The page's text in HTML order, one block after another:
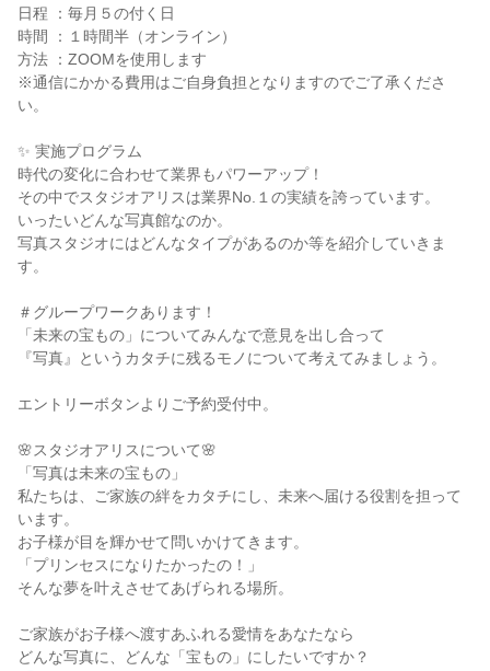
日程 ：毎月５の付く日
時間 ：１時間半（オンライン）
方法 ：ZOOMを使用します
※通信にかかる費用はご自身負担となりますのでご了承くださ
い。
✨ 実施プログラム
時代の変化に合わせて業界もパワーアップ！
その中でスタジオアリスは業界No.１の実績を誇っています。
いったいどんな写真館なのか。
写真スタジオにはどんなタイプがあるのか等を紹介していきま
す。
＃グループワークあります！
「未来の宝もの」についてみんなで意見を出し合って
『写真』というカタチに残るモノについて考えてみましょう。
エントリーボタンよりご予約受付中。
🌸スタジオアリスについて🌸
「写真は未来の宝もの」
私たちは、ご家族の絆をカタチにし、未来へ届ける役割を担って
います。
お子様が目を輝かせて問いかけてきます。
「プリンセスになりたかったの！」
そんな夢を叶えさせてあげられる場所。
ご家族がお子様へ渡すあふれる愛情をあなたなら
どんな写真に、どんな「宝もの」にしたいですか？